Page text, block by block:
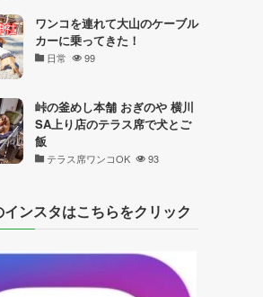
ワンコを連れて大山のケーブル
カーに乗ってきた！
日常 99
峠の釜めし本舗 おぎのや 横川
SA上り店のテラス席で犬とご
飯
テラス席ワンコOK 93
ンスタはこちらをクリック